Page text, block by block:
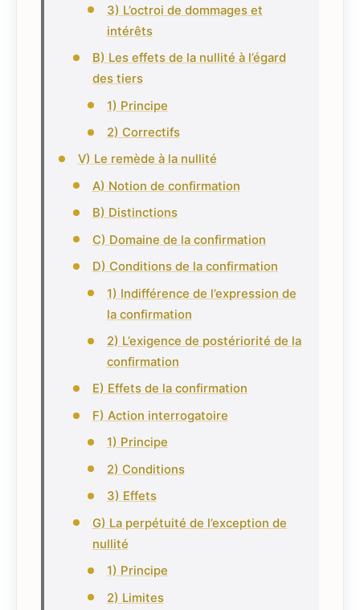
3) L’octroi de dommages et
intérêts
B) Les effets de la nullité à l’égard
des tiers
1) Principe
2) Correctifs
V) Le remède à la nullité
A) Notion de confirmation
B) Distinctions
C) Domaine de la confirmation
D) Conditions de la confirmation
1) Indifférence de l’expression de
la confirmation
2) L’exigence de postériorité de la
confirmation
E) Effets de la confirmation
F) Action interrogatoire
1) Principe
2) Conditions
3) Effets
G) La perpétuité de l’exception de
nullité
1) Principe
2) Limites